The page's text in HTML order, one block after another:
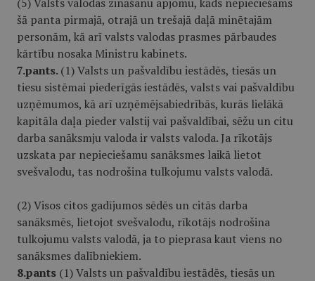
šā panta pirmajā, otrajā un trešajā daļā minētajām
personām, kā arī valsts valodas prasmes pārbaudes
kārtību nosaka Ministru kabinets.
7.pants.(1) Valsts un pašvaldību iestādēs, tiesās un
tiesu sistēmai piederīgās iestādēs, valsts vai pašvaldību
uzņēmumos, kā arī uzņēmējsabiedrībās, kurās lielākā
kapitāla daļa pieder valstij vai pašvaldībai, sēžu un citu
darba sanāksmju valoda ir valsts valoda. Ja rīkotājs
uzskata par nepieciešamu sanāksmes laikā lietot
svešvalodu, tas nodrošina tulkojumu valsts valodā.
(2) Visos citos gadījumos sēdēs un citās darba
sanāksmēs, lietojot svešvalodu, rīkotājs nodrošina
tulkojumu valsts valodā, ja to pieprasa kaut viens no
sanāksmes dalībniekiem.
8.pants (1) Valsts un pašvaldību iestādēs, tiesās un